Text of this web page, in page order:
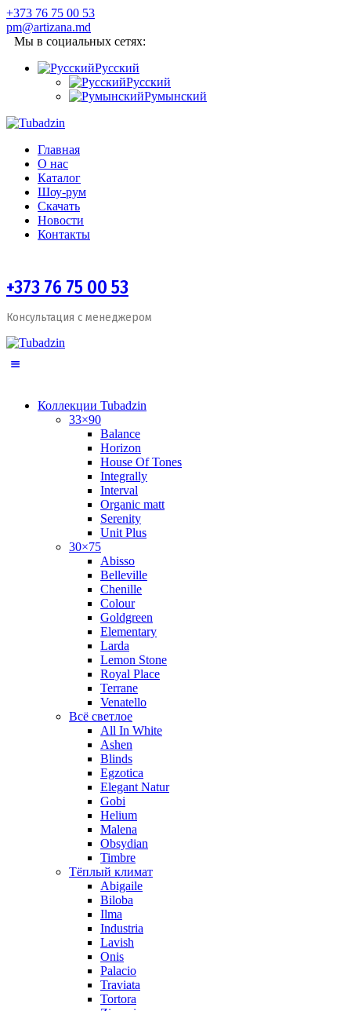
+373 76 75 00 53
pm@artizana.md
Мы в социальных сетях:
Русский
Русский
Румынский
Главная
О нас
Каталог
Шоу-рум
Скачать
Новости
Контакты
+373 76 75 00 53
Консультация с менеджером
Коллекции Tubadzin
33×90
Balance
Horizon
House Of Tones
Integrally
Interval
Organic matt
Serenity
Unit Plus
30×75
Abisso
Belleville
Chenille
Colour
Goldgreen
Elementary
Larda
Lemon Stone
Royal Place
Terrane
Venatello
Всё светлое
All In White
Ashen
Blinds
Egzotica
Elegant Natur
Gobi
Helium
Malena
Obsydian
Timbre
Тёплый климат
Abigaile
Biloba
Ilma
Industria
Lavish
Onis
Palacio
Traviata
Tortora